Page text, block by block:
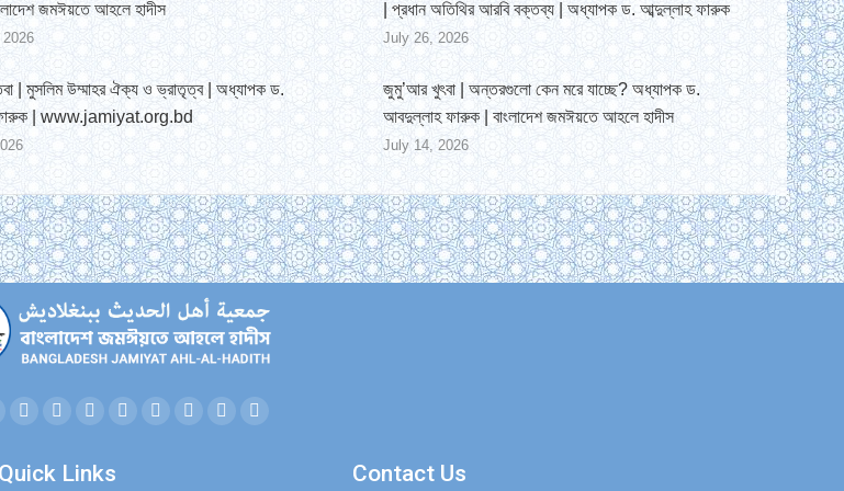
জমঈয়তে আহলে হাদীস
| প্রধান অতিথির আরবি বক্তব্য | অধ্যাপক ড. আব্দুল্লাহ ফারুক
July 26, 2026
| মুসলিম উম্মাহর ঐক্য ও ভ্রাতৃত্ব | অধ্যাপক ড.
| www.jamiyat.org.bd
জুমু’আর খুৎবা | অন্তরগুলো কেন মরে যাচ্ছে? অধ্যাপক ড.
আবদুল্লাহ ফারুক | বাংলাদেশ জমঈয়তে আহলে হাদীস
July 14, 2026
opensopensopens
Quick Links Contact Us